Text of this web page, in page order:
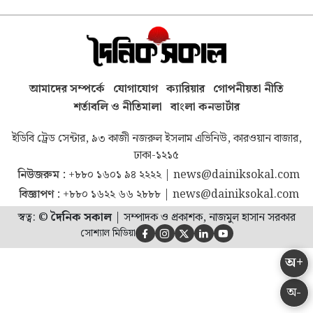
অ-
অ+
আমাদের সম্পর্কে যোগাযোগ ক্যারিয়ার গোপনীয়তা নীতি
শর্তাবলি ও নীতিমালা বাংলা কনভার্টার
ইডিবি ট্রেড সেন্টার, ৯৩ কাজী নজরুল ইসলাম এভিনিউ, কারওয়ান বাজার,
ঢাকা-১২১৫
নিউজরুম : +৮৮০ ১৬০১ ৯৪ ২২২২| news@dainiksokal.com
বিজ্ঞাপণ : +৮৮০ ১৬২২ ৬৬ ২৮৮৮| news@dainiksokal.com
স্বত্ব: ©দৈনিক সকাল| সম্পাদক ও প্রকাশক, নাজমুল হাসান সরকার
সোশ্যাল মিডিয়া     